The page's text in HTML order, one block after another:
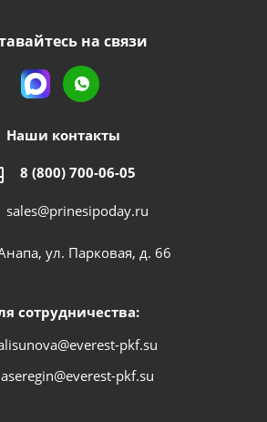
на связи
Наши контакты
8 (800) 700-06-05
sales@prinesipoday.ru
ул. Парковая, д. 66
сотрудничества:
pkf.su
aseregin@everest-pkf.su